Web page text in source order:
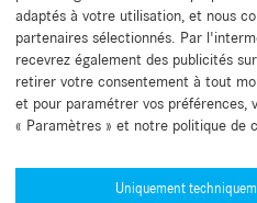
adaptés à votre utilisation, et nous
partenaires sélectionnés. Par
recevrez également des publicités
retirer votre consentement à tout
et pour paramétrer vos préférences,
« Paramètres » et notre politique de
Uniquement
Besoin d'aide ?
Mercedes-Benz Global Training